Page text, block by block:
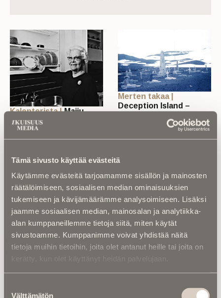
Tämä sivusto käyttää evästeitä
Käytämme evästeitä tarjoamamme sisällön ja mainosten
räätälöimiseen, sosiaalisen median ominaisuuksien
tukemiseen ja kävijämäärämme analysoimiseen. Lisäksi
jaamme sosiaalisen median, mainosalan ja analytiikka-
alan kumppaneillemme tietoja siitä, miten käytät
sivustoamme. Kumppanimme voivat yhdistää näitä
tietoja muihin tietoihin, joita olet antanut heille tai joita on
kerätty, kun olet käyttänyt heidän palvelujaan.
Välttämätön
Kalenterista | Maiju
Gebhard kuoli 40 vuotta
sitten –
astiankuivauskaappi jäi
koteihin
Merten takaa |
Deception Island –
hautausmaan
Antarktiksen reunalla
Muistokirjoitukset |
Eero Tuominen oli
kunniapuheenjohtaja –
eläköitymiseen
Kuolema koskettaa |
RebelWerksin Aatu